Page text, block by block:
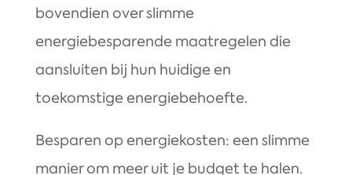
bovendien over slimme
energiebesparende maatregelen die
aansluiten bij hun huidige en
toekomstige energiebehoefte.
Besparen op energiekosten: een slimme
manier om meer uit je budget te halen.